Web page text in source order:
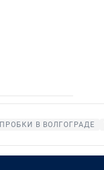
ПРОБКИ В ВОЛГОГРАДЕ